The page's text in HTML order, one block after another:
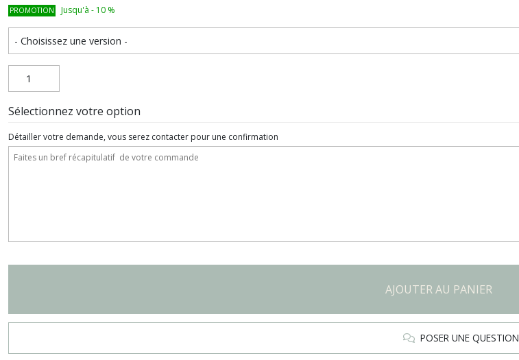
PROMOTION Jusqu'à - 10 %
Sélectionnez votre option
Détailler votre demande, vous serez contacter pour une confirmation
AJOUTER AU PANIER
POSER UNE QUESTION